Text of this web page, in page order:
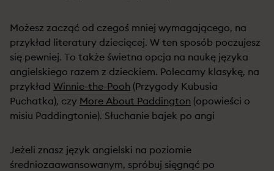
Możesz zacząć od czegoś mniej wymagającego, na
przykład literatury dziecięcej. W ten sposób poczujesz
się pewniej. To także świetna opcja na naukę języka
angielskiego razem z dzieckiem. Polecamy klasykę, na
przykład Winnie-the-Pooh (Przygody Kubusia
Puchatka), czy More About Paddington (opowieści o
misiu Paddingtonie). Słuchanie bajek po angi
Jeżeli znasz język angielski na poziomie
średniozaawansowanym, spróbuj sięgnąć po